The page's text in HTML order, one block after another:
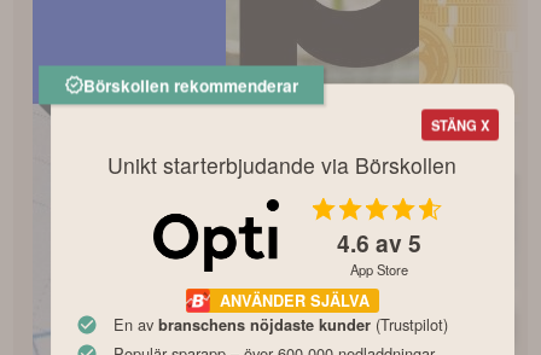
STÄNG X
Börskollen rekommenderar
Unikt starterbjudande via Börskollen
4.6 av 5
App Store
ANVÄNDER SJÄLVA
En av branschens nöjdaste kunder(Trustpilot)